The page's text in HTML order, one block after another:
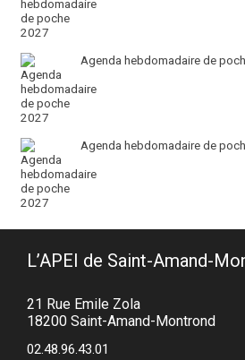
Agenda hebdomadaire de
Agenda hebdomadaire de
L’APEI de Saint-Amand-
21 Rue Emile Zola
18200 Saint-Amand-Montrond
02.48.96.43.01